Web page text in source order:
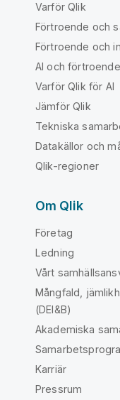
Varför Qlik
Förtroende och
Förtroende och
AI och förtroende
Varför Qlik för AI
Jämför Qlik
Tekniska
Datakällor och
Qlik-regioner
Om Qlik
Företag
Ledning
Vårt
Mångfald,
(DEI&B)
Akademiska
Karriär
Pressrum